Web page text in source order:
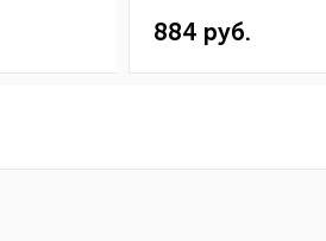
884 руб.